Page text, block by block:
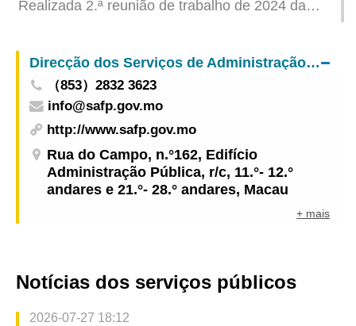
Realizada 2.ª reunião de trabalho de 2024 da
Direcção dos Serviços de Administração e Função Pública
（853）2832 3623
info@safp.gov.mo
http://www.safp.gov.mo
Rua do Campo, n.°162, Edifício
Administração Pública, r/c, 11.°- 12.°
andares e 21.°- 28.° andares, Macau
+ mais
Notícias dos serviços públicos
2026-07-27 18:12